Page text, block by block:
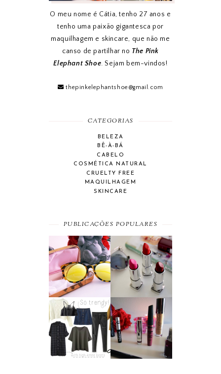
O meu nome é Cátia, tenho 27 anos e
tenho uma paixão gigantesca por
maquilhagem e skincare, que não me
canso de partilhar no The Pink
Elephant Shoe. Sejam bem-vindos!
thepinkelephantshoe@gmail.com
CATEGORIAS
BELEZA
BÊ-À-BÁ
CABELO
COSMÉTICA NATURAL
CRUELTY FREE
MAQUILHAGEM
SKINCARE
PUBLICAÇÕES POPULARES
SUMMER
ESSENTIAL
A MAYBELLINE
AFFAIR
MOST WANTED
#SEPTEMBER
BEAUTY
FAVORITES